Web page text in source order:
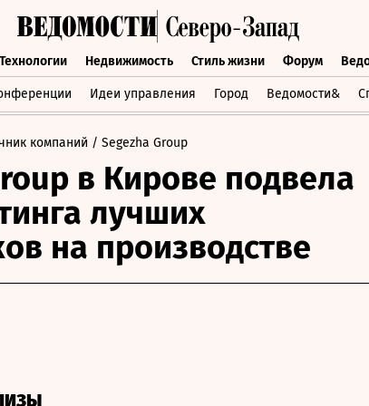
Технологии Недвижимость Стиль жизни Форум
Идеи управления Город Ведомости&
Технологии Недвижимость Стиль жизни Форум
компаний / Segezha Group
в Кирове подвела
лучших
на производстве